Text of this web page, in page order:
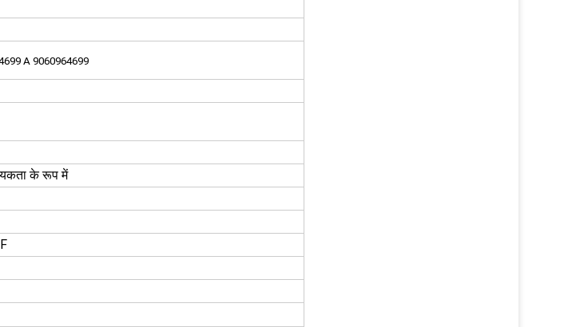
A 9060964699
के रूप में